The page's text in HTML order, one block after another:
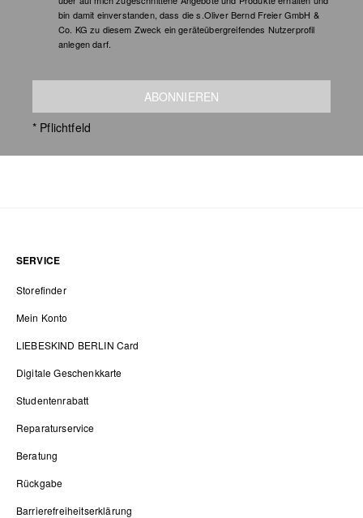
bin damit einverstanden, dass die s.Oliver Bernd Freier GmbH &
Co. KG zu diesem Zweck ein geräteübergreifendes Nutzerprofil
anlegen darf.
ABONNIEREN
* Pflichtfeld
SERVICE
Storefinder
Mein Konto
LIEBESKIND BERLIN Card
Digitale Geschenkkarte
Studentenrabatt
Reparaturservice
Beratung
Rückgabe
Barrierefreiheitserklärung